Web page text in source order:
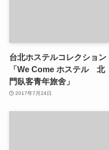
台北ホステルコレクション
「We Come ホステル 北
門臥客青年旅舍」
2017年7月24日